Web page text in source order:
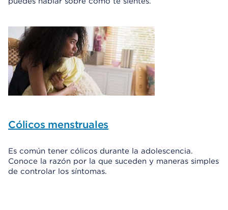
Cólicos menstruales
Es común tener cólicos durante la adolescencia.
Conoce la razón por la que suceden y maneras simples
de controlar los síntomas.